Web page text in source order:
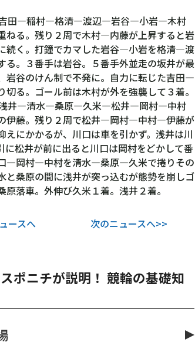
田―稲村―格清―渡辺―岩谷―小岩―木村
ねる。残り２周で木村―内藤が上昇すると岩
続く。打鐘でカマした岩谷―小岩を格清―渡
る。３番手は岩谷。５番手外並走の坂井が最
岩谷のけん制で不発に。自力に転じた吉田―
切る。ゴール前は木村が外を強襲して３着。
井―清水―桑原―久米―松井―岡村―中村
伊藤。残り２周で松井―岡村―中村―伊藤が
えにかかるが、川口は車を引かず。浅井は川
に松井が前に出ると川口は岡村をどかして番
―岡村―中村を清水―桑原―久米で捲りその
と桑原の間に浅井が突っ込むが態勢を崩しゴ
原落車。外伸び久米１着。浅井２着。
ースへ 次のニュースへ>>
ポニチが説明！ 競輪の基礎知